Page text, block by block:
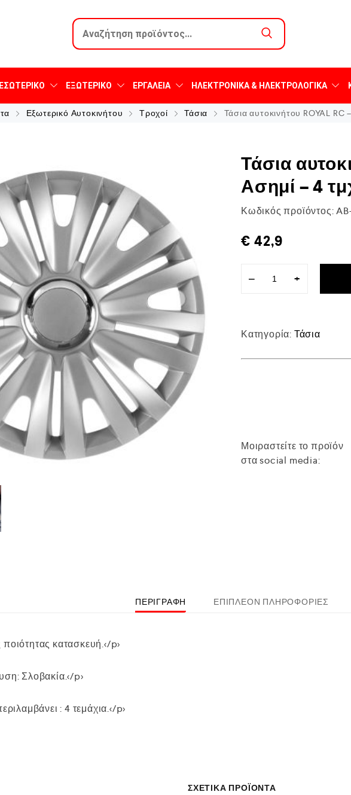
ΕΣΩΤΕΡΙΚΌ ΕΞΩΤΕΡΙΚΌ ΕΡΓΑΛΕΊΑ ΗΛΕΚΤΡΟΝΙΚΆ & ΗΛΕΚΤΡΟΛΟΓΙΚΆ
Εξωτερικό Αυτοκινήτου Τροχοί Τάσια Τάσια αυτοκινήτου ROYAL RC
Τάσια
Ασημί – 4
Κωδικός προϊόντος:
€ 42,9
− +
Κατηγορία: Τάσια
Μοιραστείτε το προϊόν
στα social media:
ΠΕΡΙΓΡΑΦΉ ΕΠΙΠΛΈΟΝ ΠΛΗΡΟΦΟΡΊΕΣ
κατασκευή.</p>
Σλοβακία.</p>
: 4 τεμάχια.</p>
ΣΧΕΤΙΚΆ ΠΡΟΪΌΝΤΑ